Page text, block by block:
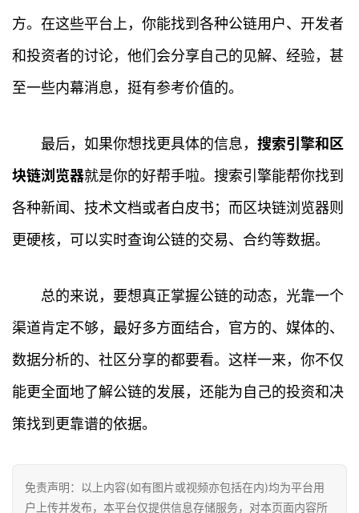
首
情
快
讯
专
百
方。在这些平台上，你能找到各种公链用户、开发者
和投资者的讨论，他们会分享自己的见解、经验，甚
至一些内幕消息，挺有参考价值的。
最后，如果你想找更具体的信息， 搜索引擎和区
块链浏览器就是你的好帮手啦。搜索引擎能帮你找到
各种新闻、技术文档或者白皮书；而区块链浏览器则
更硬核，可以实时查询公链的交易、合约等数据。
总的来说，要想真正掌握公链的动态，光靠一个
渠道肯定不够，最好多方面结合，官方的、媒体的、
数据分析的、社区分享的都要看。这样一来，你不仅
能更全面地了解公链的发展，还能为自己的投资和决
策找到更靠谱的依据。
免责声明：以上内容(如有图片或视频亦包括在内)均为平台用
户上传并发布，本平台仅提供信息存储服务，对本页面内容所